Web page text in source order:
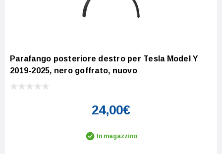
Parafango posteriore destro per Tesla Model Y
2019-2025, nero goffrato, nuovo
24,00€
In magazzino